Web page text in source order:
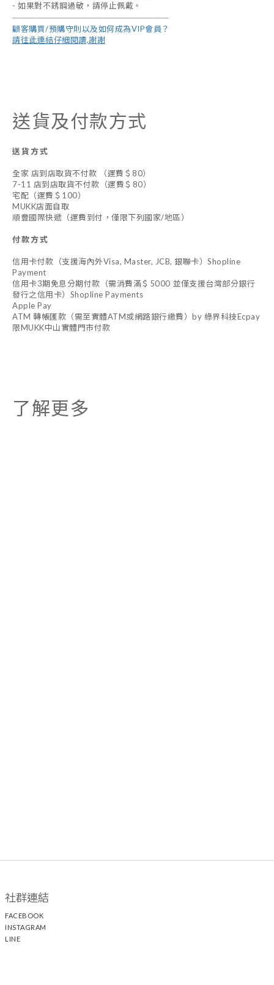
- 如果對不銹鋼過敏，請停止佩戴。
―――――――――――――――――――
顧客購買/預購守則以及如何成為VIP會員？
請往此連結仔細閱讀,謝謝
送貨及付款方式
送貨方式
全家 店到店取貨不付款 （運費＄80）
7-11 店到店取貨不付款（運費＄80）
宅配（運費＄100）
MUKK店面自取
順豐國際快遞（運費到付，僅限下列國家/地區）
付款方式
信用卡付款（支援海內外Visa, Master, JCB, 銀聯卡）Shopline
Payment
信用卡3期免息分期付款（需消費滿＄5000 並僅支援台灣部分銀行
發行之信用卡）Shopline Payments
Apple Pay
ATM 轉帳匯款（需至實體ATM或網路銀行繳費）by 綠界科技Ecpay
限MUKK中山實體門市付款
了解更多
社群連結
FACEBOOK
INSTAGRAM
LINE